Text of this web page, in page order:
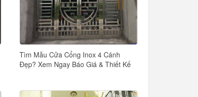
Tìm Mẫu Cửa Cổng Inox 4 Cánh
Đẹp? Xem Ngay Báo Giá & Thiết Kế